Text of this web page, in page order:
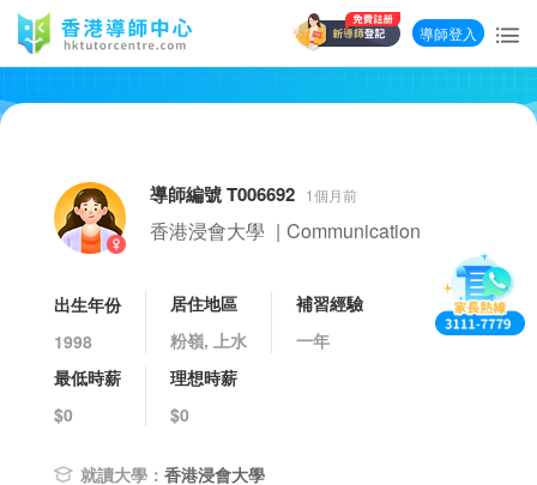
導師登入
導師編號 T006692 1個月前
香港浸會大學 | Communication
出生年份
1998
居住地區
粉嶺, 上水
補習經驗
一年
最低時薪
$0
理想時薪
$0
就讀大學： 香港浸會大學